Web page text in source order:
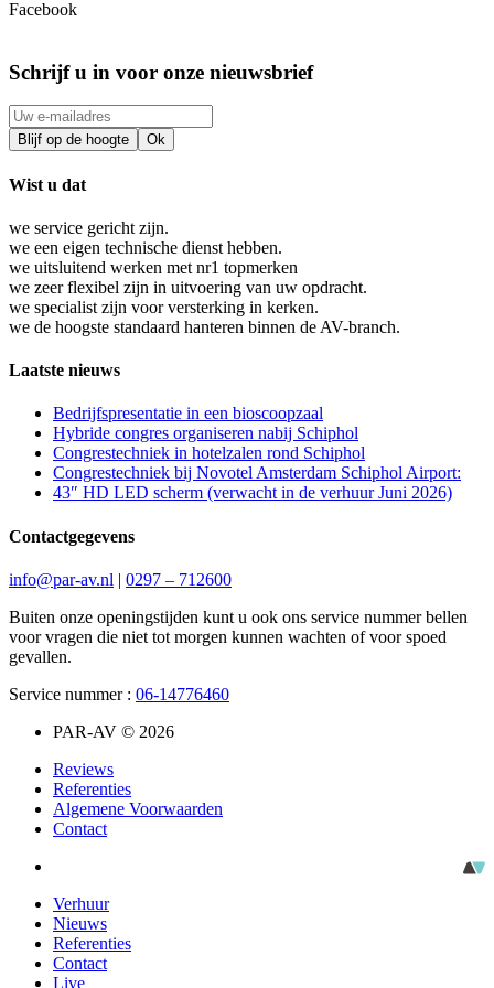
Facebook
Schrijf u in voor onze nieuwsbrief
Wist u dat
we service gericht zijn.
we een eigen technische dienst hebben.
we uitsluitend werken met nr1 topmerken
we zeer flexibel zijn in uitvoering van uw opdracht.
we specialist zijn voor versterking in kerken.
we de hoogste standaard hanteren binnen de AV-branch.
Laatste nieuws
Bedrijfspresentatie in een bioscoopzaal
Hybride congres organiseren nabij Schiphol
Congrestechniek in hotelzalen rond Schiphol
Congrestechniek bij Novotel Amsterdam Schiphol Airport:
43″ HD LED scherm (verwacht in de verhuur Juni 2026)
Contactgegevens
info@par-av.nl | 0297 – 712600
Buiten onze openingstijden kunt u ook ons service nummer bellen
voor vragen die niet tot morgen kunnen wachten of voor spoed
gevallen.
Service nummer : 06-14776460
PAR-AV © 2026
Reviews
Referenties
Algemene Voorwaarden
Contact
Verhuur
Nieuws
Referenties
Contact
Live